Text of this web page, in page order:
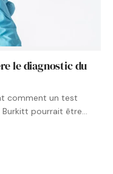
le diagnostic du
comment un test
Burkitt pourrait être